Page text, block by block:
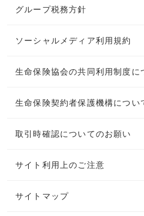
グループ税務方針
ソーシャルメディア利用規約
生命保険協会の共同利用制度に
生命保険契約者保護機構につい
取引時確認についてのお願い
サイト利用上のご注意
サイトマップ